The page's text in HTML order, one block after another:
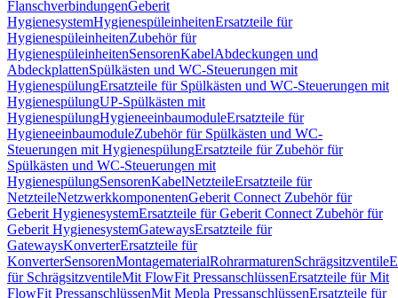
FlanschverbindungenGeberit
HygienesystemHygienespüleinheitenErsatzteile für
HygienespüleinheitenZubehör für
HygienespüleinheitenSensorenKabelAbdeckungen und
AbdeckplattenSpülkästen und WC-Steuerungen mit
HygienespülungErsatzteile für Spülkästen und WC-Steuerungen mit
HygienespülungUP-Spülkästen mit
HygienespülungHygieneeinbaumoduleErsatzteile für
HygieneeinbaumoduleZubehör für Spülkästen und WC-
Steuerungen mit HygienespülungErsatzteile für Zubehör für
Spülkästen und WC-Steuerungen mit
HygienespülungSensorenKabelNetzteileErsatzteile für
NetzteileNetzwerkkomponentenGeberit Connect Zubehör für
Geberit HygienesystemErsatzteile für Geberit Connect Zubehör für
Geberit HygienesystemGatewaysErsatzteile für
GatewaysKonverterErsatzteile für
KonverterSensorenMontagematerialRohrarmaturenSchrägsitzventile
für SchrägsitzventileMit FlowFit PressanschlüssenErsatzteile für Mit
FlowFit PressanschlüssenMit Mepla PressanschlüssenErsatzteile für